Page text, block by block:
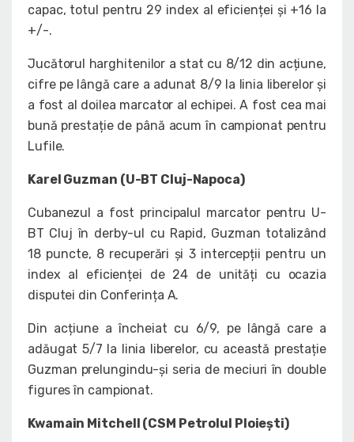
capac, totul pentru 29 index al eficienței și +16 la
+/-.
Jucătorul harghitenilor a stat cu 8/12 din acțiune,
cifre pe lângă care a adunat 8/9 la linia liberelor și
a fost al doilea marcator al echipei. A fost cea mai
bună prestație de până acum în campionat pentru
Lufile.
Karel Guzman (U-BT Cluj-Napoca)
Cubanezul a fost principalul marcator pentru U-
BT Cluj în derby-ul cu Rapid, Guzman totalizând
18 puncte, 8 recuperări și 3 intercepții pentru un
index al eficienței de 24 de unități cu ocazia
disputei din Conferința A.
Din acțiune a încheiat cu 6/9, pe lângă care a
adăugat 5/7 la linia liberelor, cu această prestație
Guzman prelungindu-și seria de meciuri în double
figures în campionat.
Kwamain Mitchell (CSM Petrolul Ploiești)